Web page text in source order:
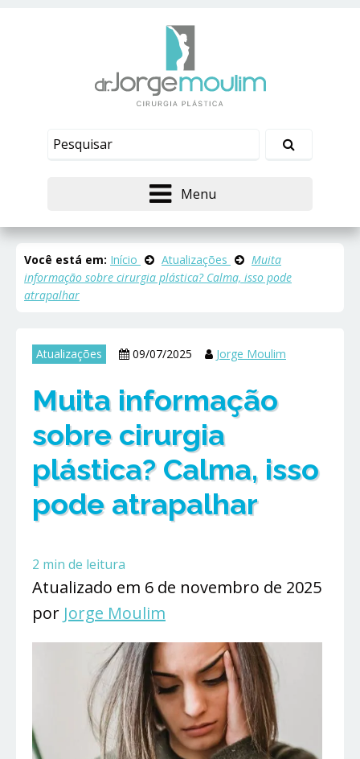
Menu
Você está em: Início Atualizações
Muita
informação sobre cirurgia plástica? Calma, isso pode
atrapalhar
Atualizações 09/07/2025 Jorge Moulim
Muita informação
sobre cirurgia
plástica? Calma, isso
pode atrapalhar
2 min de leitura
Atualizado em 6 de novembro de 2025
por Jorge Moulim